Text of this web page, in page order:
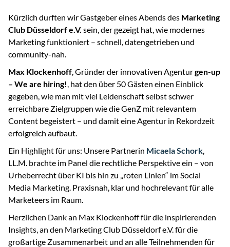
Kürzlich durften wir Gastgeber eines Abends des Marketing
Club Düsseldorf e.V. sein, der gezeigt hat, wie modernes
Marketing funktioniert – schnell, datengetrieben und
community-nah.
Max Klockenhoff, Gründer der innovativen Agenturgen-up
– We are hiring!, hat den über 50 Gästen einen Einblick
gegeben, wie man mit viel Leidenschaft selbst schwer
erreichbare Zielgruppen wie die GenZ mit relevantem
Content begeistert – und damit eine Agentur in Rekordzeit
erfolgreich aufbaut.
Ein Highlight für uns: Unsere Partnerin Micaela Schork,
LL.M. brachte im Panel die rechtliche Perspektive ein – von
Urheberrecht über KI bis hin zu „roten Linien“ im Social
Media Marketing. Praxisnah, klar und hochrelevant für alle
Marketeers im Raum.
Herzlichen Dank an Max Klockenhoff für die inspirierenden
Insights, an den Marketing Club Düsseldorf e.V. für die
großartige Zusammenarbeit und an alle Teilnehmenden für